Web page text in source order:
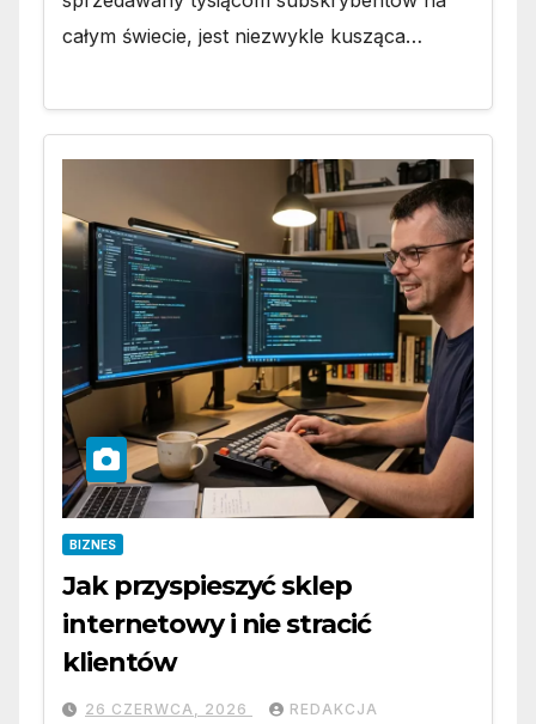
całym świecie, jest niezwykle kusząca…
BIZNES
Jak przyspieszyć sklep
internetowy i nie stracić
klientów
26 CZERWCA, 2026 REDAKCJA